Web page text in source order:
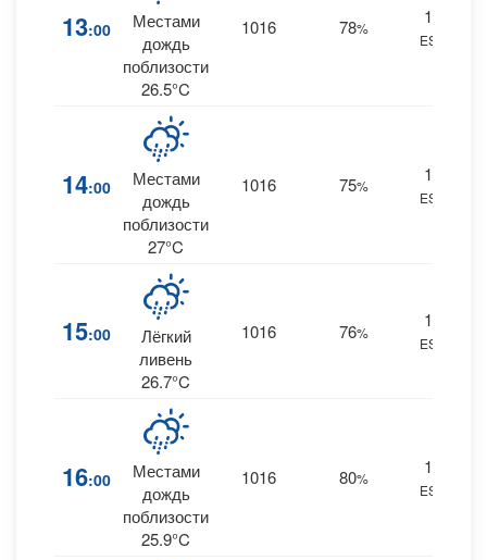
13:00
Местами
дождь
поблизости
26.5°C
1016 78%
16
ESE
14:00
Местами
дождь
поблизости
27°C
1016 75%
16
ESE
15:00
Лёгкий
ливень
26.7°C
1016 76%
15
ESE
16:00
Местами
дождь
поблизости
25.9°C
1016 80%
14
ESE